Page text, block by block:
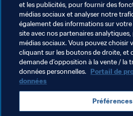
signifie que tout va se jouer sur
L'Allemagne sera encore là, mais
qui soulèvera le trophée sera
sur des joueurs qui ont déjà fait
grandes compétitions
Thèmes en lien
England UEFA
et les publicités, pour fournir des
médias sociaux et analyser notre
également des informations sur
site avec nos partenaires
médias sociaux. Vous pouvez choisir
cliquant sur les boutons de droite, et
demande d’opposition à la vente / la
données personnelles. Portail de
données
Préférences